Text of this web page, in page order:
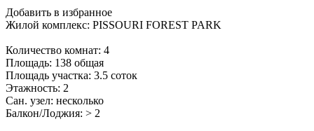
Добавить в избранное
Жилой комплекс: PISSOURI FOREST PARK
Количество комнат: 4
Площадь: 138 общая
Площадь участка: 3.5 соток
Этажность: 2
Сан. узел: несколько
Балкон/Лоджия: > 2